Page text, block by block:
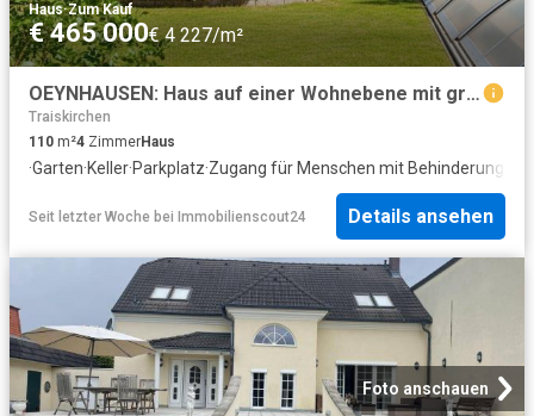
Haus·Zum Kauf
€ 465 000€ 4 227/m²
OEYNHAUSEN: Haus auf einer Wohnebene mit großem Wohnkeller + Garage + Carport + sehr großem Garten!
Traiskirchen
110 m²4 ZimmerHaus
·Garten·Keller·Parkplatz·Zugang für Menschen mit Behinderungen
Seit letzter Woche bei Immobilienscout24 Details ansehen
Foto anschauen